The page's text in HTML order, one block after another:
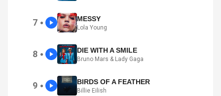
7 ● MESSY
Lola Young
8 ● DIE WITH A SMILE
Bruno Mars & Lady Gaga
9 ● BIRDS OF A FEATHER
Billie Eilish